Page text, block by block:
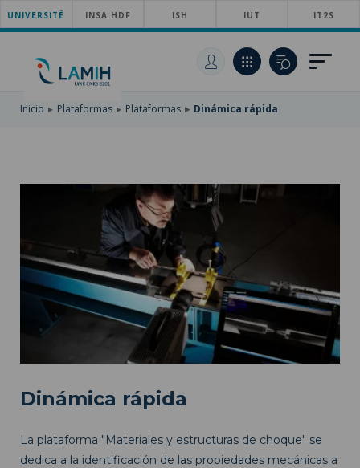
SKIP
TO
NAVIGATION
PASAR
CONTENIDO
PRINCIPAL
SKIP
UNIVERSITÉ INSA HDF ISH IUT IT2S
Inicio Plataformas Plataformas Dinámica rápida
Dinámica rápida
La plataforma "Materiales y estructuras de choque" se
dedica a la identificación de las propiedades mecánicas a